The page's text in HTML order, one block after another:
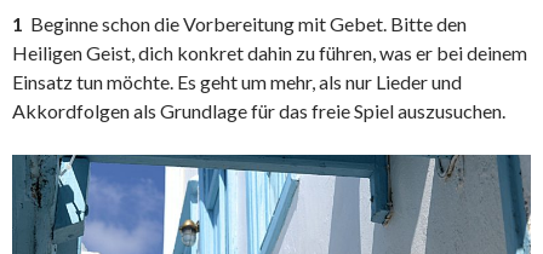
1 Beginne schon die Vorbereitung mit Gebet. Bitte den
Heiligen Geist, dich konkret dahin zu führen, was er bei deinem
Einsatz tun möchte. Es geht um mehr, als nur Lieder und
Akkordfolgen als Grundlage für das freie Spiel auszusuchen.